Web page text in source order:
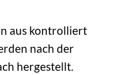
aus kontrolliert
nach der
hergestellt.